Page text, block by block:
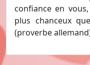
confiance en
plus chanceux
(proverbe